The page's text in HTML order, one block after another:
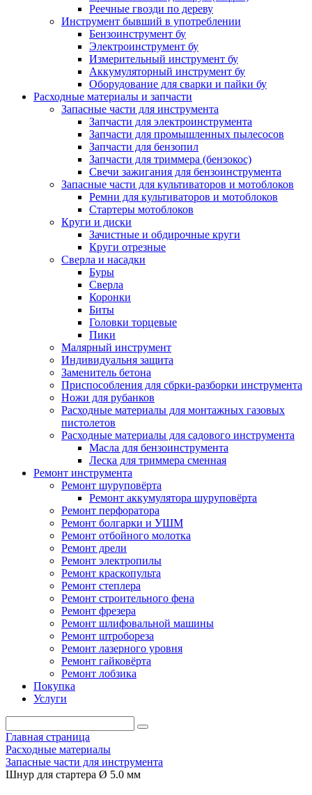
Реечные гвозди по дереву
Инструмент бывший в употреблении
Бензоинструмент бу
Электроинструмент бу
Измерительный инструмент бу
Аккумуляторный инструмент бу
Оборудование для сварки и пайки бу
Расходные материалы и запчасти
Запасные части для инструмента
Запчасти для электроинструмента
Запчасти для промышленных пылесосов
Запчасти для бензопил
Запчасти для триммера (бензокос)
Свечи зажигания для бензоинструмента
Запасные части для культиваторов и мотоблоков
Ремни для культиваторов и мотоблоков
Стартеры мотоблоков
Круги и диски
Зачистные и обдирочные круги
Круги отрезные
Сверла и насадки
Буры
Сверла
Коронки
Биты
Головки торцевые
Пики
Малярный инструмент
Индивидуальня защита
Заменитель бетона
Приспособления для сбрки-разборки инструмента
Ножи для рубанков
Расходные материалы для монтажных газовых
пистолетов
Расходные материалы для садового инструмента
Масла для бензоинструмента
Леска для триммера сменная
Ремонт инструмента
Ремонт шуруповёрта
Ремонт аккумулятора шуруповёрта
Ремонт перфоратора
Ремонт болгарки и УШМ
Ремонт отбойного молотка
Ремонт дрели
Ремонт электропилы
Ремонт краскопульта
Ремонт степлера
Ремонт строительного фена
Ремонт фрезера
Ремонт шлифовальной машины
Ремонт штробореза
Ремонт лазерного уровня
Ремонт гайковёрта
Ремонт лобзика
Покупка
Услуги
Главная страница
Расходные материалы
Запасные части для инструмента
Шнур для стартера Ø 5.0 мм